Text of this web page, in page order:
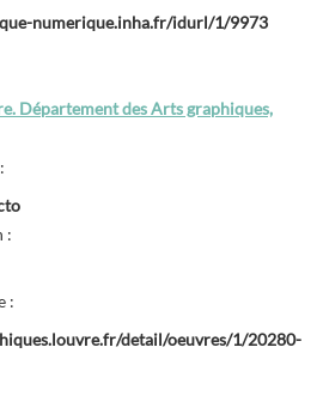
numerique.inha.fr/idurl/1/9973
Département des Arts graphiques,
:
:
detail/oeuvres/1/20280-